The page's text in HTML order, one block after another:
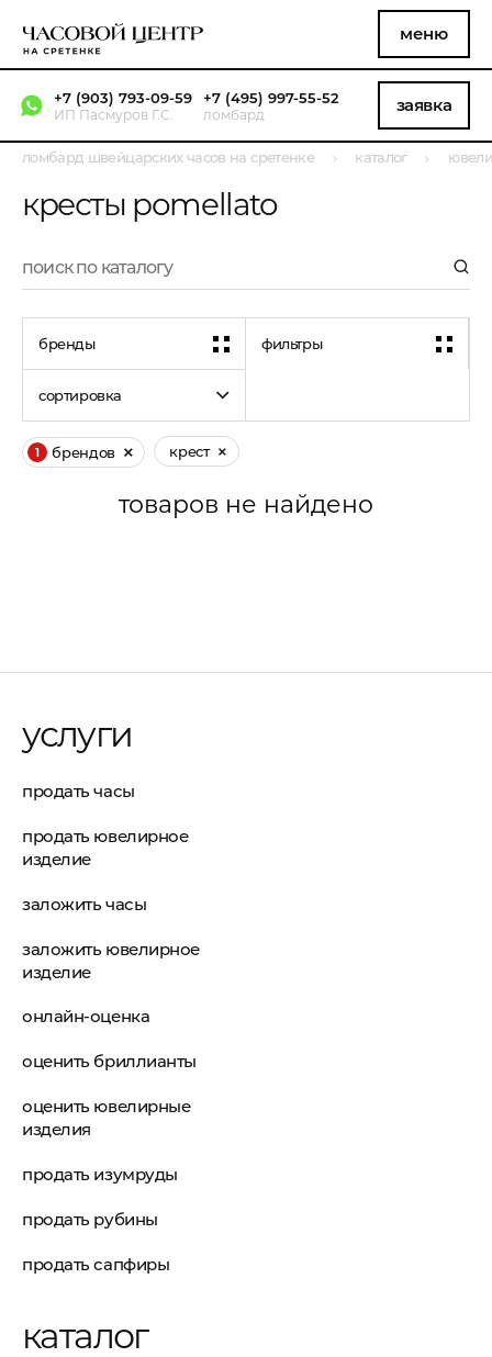
меню
+7 (903) 793-09-59
ИП Пасмуров Г.С.
+7 (495) 997-55-52
ломбард заявка
ломбард швейцарских часов на сретенке каталог
кресты pomellato
бренды фильтры
сортировка
1 брендов крест
товаров не найдено
услуги
продать часы
продать ювелирное
изделие
заложить часы
заложить ювелирное
изделие
онлайн-оценка
оценить бриллианты
оценить ювелирные
изделия
продать изумруды
продать рубины
продать сапфиры
каталог